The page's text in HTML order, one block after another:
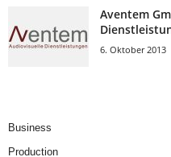
Aventem
6. Oktober 2013
Business
Production